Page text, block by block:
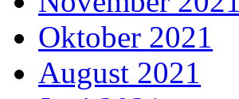
Oktober 2021
August 2021